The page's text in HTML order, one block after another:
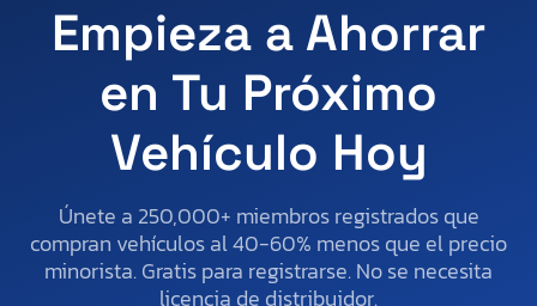
Empieza a Ahorrar
en Tu Próximo
Vehículo Hoy
Únete a 250,000+ miembros registrados que
compran vehículos al 40-60% menos que el precio
minorista. Gratis para registrarse. No se necesita
licencia de distribuidor.